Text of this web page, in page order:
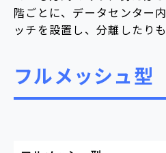
階ごとに、データセンター
ッチを設置し、分離したりも
フルメッシュ型